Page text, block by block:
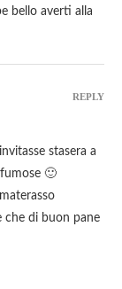
bello averti alla
stasera a
🙂
che di buon pane
REPLY